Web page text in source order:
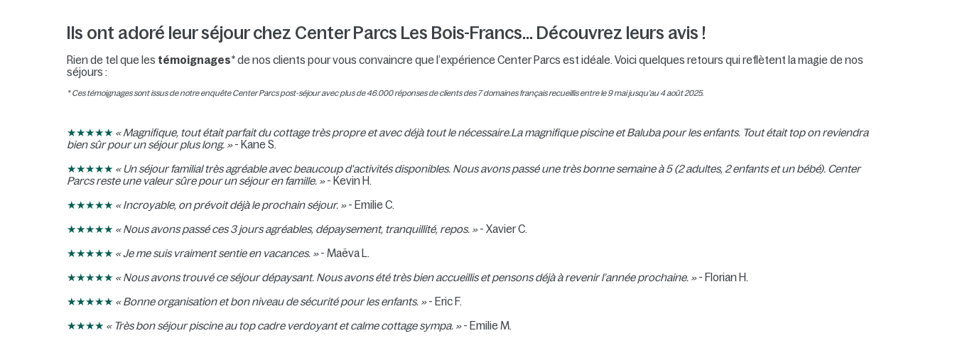
Ils ont adoré leur séjour chez Center Parcs Les Bois-Francs... Découvrez leurs avis !
Rien de tel que les témoignages* de nos clients pour vous convaincre que l’expérience Center Parcs est idéale. Voici quelques retours qui reflètent la magie de nos
séjours :
* Ces témoignages sont issus de notre enquête Center Parcs post-séjour avec plus de 46.000 réponses de clients des 7 domaines français recueillis entre le 9 mai jusqu’au 4 août 2025.
★★★★★ «Magnifique, tout était parfait du cottage très propre et avec déjà tout le nécessaire.La magnifique piscine et Baluba pour les enfants. Tout était top on reviendra
bien sûr pour un séjour plus long. »- Kane S.
★★★★★ «Un séjour familial très agréable avec beaucoup d'activités disponibles. Nous avons passé une très bonne semaine à 5 (2 adultes, 2 enfants et un bébé). Center
Parcs reste une valeur sûre pour un séjour en famille. »- Kevin H.
★★★★★ «Incroyable, on prévoit déjà le prochain séjour. »- Emilie C.
★★★★★ « Nous avons passé ces 3 jours agréables, dépaysement, tranquillité, repos. »- Xavier C.
★★★★★ «Je me suis vraiment sentie en vacances. »- Maëva L.
★★★★★ « Nous avons trouvé ce séjour dépaysant. Nous avons été très bien accueillis et pensons déjà à revenir l’année prochaine. »- Florian H.
★★★★★ «Bonne organisation et bon niveau de sécurité pour les enfants. »- Eric F.
★★★★ « Très bon séjour piscine au top cadre verdoyant et calme cottage sympa. »- Emilie M.